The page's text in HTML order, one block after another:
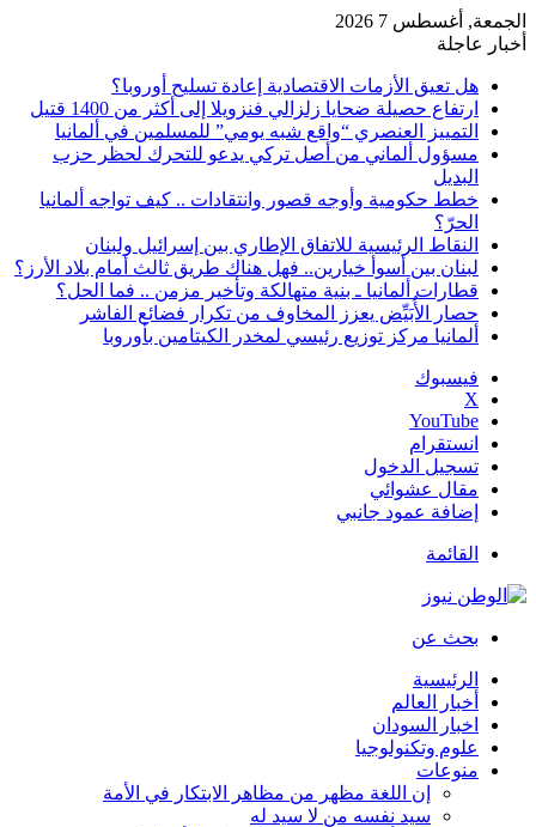
الجمعة, أغسطس 7 2026
أخبار عاجلة
هل تعيق الأزمات الاقتصادية إعادة تسليح أوروبا؟
ارتفاع حصيلة ضحايا زلزالي فنزويلا إلى أكثر من 1400 قتيل
التمييز العنصري “واقع شبه يومي” للمسلمين في ألمانيا
مسؤول ألماني من أصل تركي يدعو للتحرك لحظر حزب
البديل
خطط حكومية وأوجه قصور وانتقادات .. كيف تواجه ألمانيا
الحرّ؟
النقاط الرئيسية للاتفاق الإطاري بين إسرائيل ولبنان
لبنان بين أسوأ خيارين.. فهل هناك طريق ثالث أمام بلاد الأرز؟
قطارات ألمانيا ـ بنية متهالكة وتأخير مزمن .. فما الحل؟
حصار الأُبَيِّض يعزز المخاوف من تكرار فضائع الفاشر
ألمانيا مركز توزيع رئيسي لمخدر الكيتامين بأوروبا
فيسبوك
‫X
‫YouTube
انستقرام
تسجيل الدخول
مقال عشوائي
إضافة عمود جانبي
القائمة
بحث عن
الرئيسية
أخبار العالم
اخبار السودان
علوم وتكنولوجيا
منوعات
إن اللغة مظهر من مظاهر الابتكار في الأمة
سيد نفسه من لا سيد له